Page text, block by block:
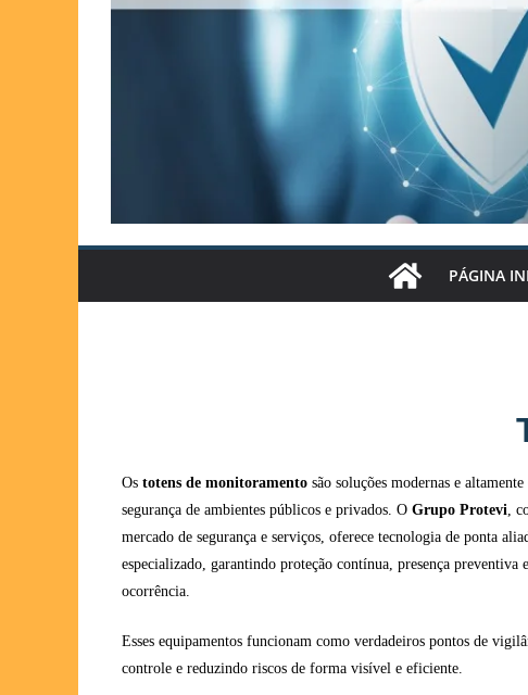
PÁGINA
Os totens de monitoramento são soluções modernas e
segurança de ambientes públicos e privados. O Grupo Protevi,
mercado de segurança e serviços, oferece tecnologia de ponta
especializado, garantindo proteção contínua, presença preventiva
ocorrência.
Esses equipamentos funcionam como verdadeiros pontos de
controle e reduzindo riscos de forma visível e eficiente.